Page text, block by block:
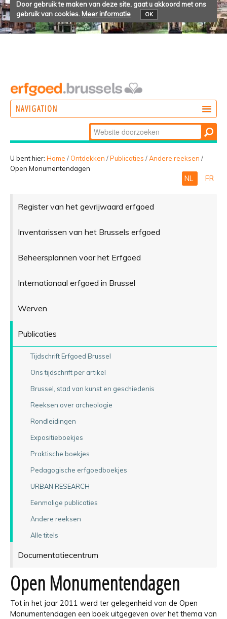
Door gebruik te maken van deze site, gaat u akkoord met ons
gebruik van cookies. Meer informatie OK
NAVIGATION
BELEVEN
Zoek
Geavanceerd
zoeken...
U bent hier: Home / Ontdekken /Publicaties /Andere reeksen /
Open Monumentendagen
NL FR
Register van het gevrijwaard erfgoed
Inventarissen van het Brussels erfgoed
Beheersplannen voor het Erfgoed
Internationaal erfgoed in Brussel
Werven
Publicaties
Tijdschrift Erfgoed Brussel
Ons tijdschrift per artikel
Brussel, stad van kunst en geschiedenis
Reeksen over archeologie
Rondleidingen
Expositieboekjes
Praktische boekjes
Pedagogische erfgoedboekjes
URBAN RESEARCH
Eenmalige publicaties
Andere reeksen
Alle titels
Documentatiecentrum
Open Monumentendagen
Tot in het jaar 2011 werd ter gelegenheid van de Open
Monumentendagen een boek uitgegeven over het thema van